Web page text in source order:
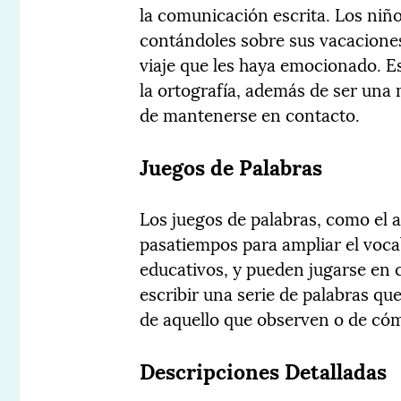
la comunicación escrita. Los
contándoles sobre sus
viaje que les haya emocionado.
la ortografía, además de ser
de mantenerse en contacto.
Juegos de Palabras
Los juegos de palabras, como el
pasatiempos para ampliar el
educativos, y pueden jugarse
escribir una serie de palabras
de aquello que observen o de
Descripciones Detalladas